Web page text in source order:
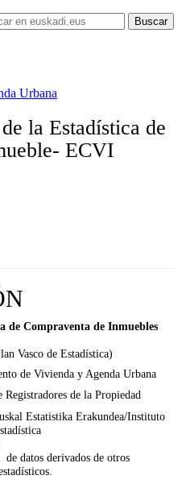
Urbana
la Estadística de
ECVI
de Compraventa de Inmuebles
Vasco de Estadística)
de Vivienda y Agenda Urbana
Registradores de la Propiedad
Estatistika Erakundea/Instituto
datos derivados de otros